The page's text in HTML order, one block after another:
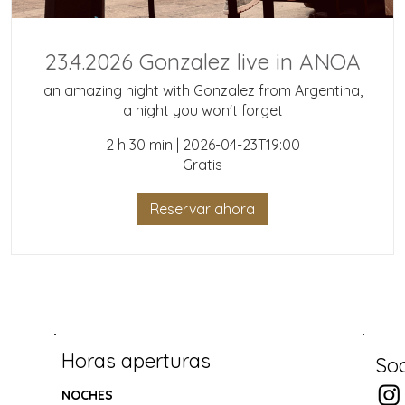
23.4.2026 Gonzalez live in ANOA
an amazing night with Gonzalez from Argentina,
a night you won't forget
2 h 30 min | 2026-04-23T19:00
Gratis
Reservar ahora
Horas aperturas
NOCHES